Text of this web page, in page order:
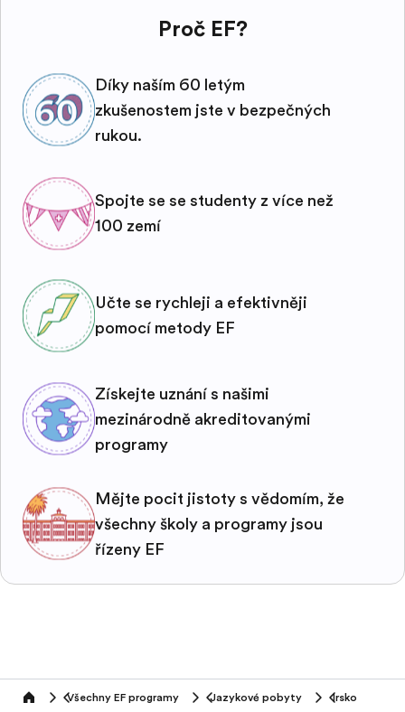
Proč EF?
Díky naším 60 letým
zkušenostem jste v bezpečných
rukou.
Spojte se se studenty z více než
100 zemí
Učte se rychleji a efektivněji
pomocí metody EF
Získejte uznání s našimi
mezinárodně akreditovanými
programy
Mějte pocit jistoty s vědomím, že
všechny školy a programy jsou
řízeny EF
home Všechny EF programy Jazykové pobyty Irsko